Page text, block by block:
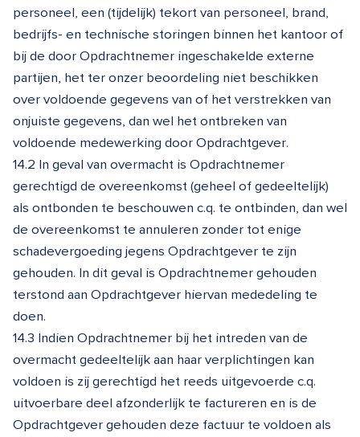
personeel, een (tijdelijk) tekort van personeel, brand,
bedrijfs- en technische storingen binnen het kantoor of
bij de door Opdrachtnemer ingeschakelde externe
partijen, het ter onzer beoordeling niet beschikken
over voldoende gegevens van of het verstrekken van
onjuiste gegevens, dan wel het ontbreken van
voldoende medewerking door Opdrachtgever.
14.2 In geval van overmacht is Opdrachtnemer
gerechtigd de overeenkomst (geheel of gedeeltelijk)
als ontbonden te beschouwen c.q. te ontbinden, dan wel
de overeenkomst te annuleren zonder tot enige
schadevergoeding jegens Opdrachtgever te zijn
gehouden. In dit geval is Opdrachtnemer gehouden
terstond aan Opdrachtgever hiervan mededeling te
doen.
14.3 Indien Opdrachtnemer bij het intreden van de
overmacht gedeeltelijk aan haar verplichtingen kan
voldoen is zij gerechtigd het reeds uitgevoerde c.q.
uitvoerbare deel afzonderlijk te factureren en is de
Opdrachtgever gehouden deze factuur te voldoen als